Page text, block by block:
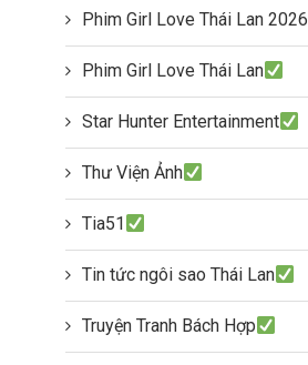
Phim Girl Love Thái Lan 2026
Phim Girl Love Thái Lan
Star Hunter Entertainment
Thư Viện Ảnh
Tia51
Tin tức ngôi sao Thái Lan
Truyện Tranh Bách Hợp